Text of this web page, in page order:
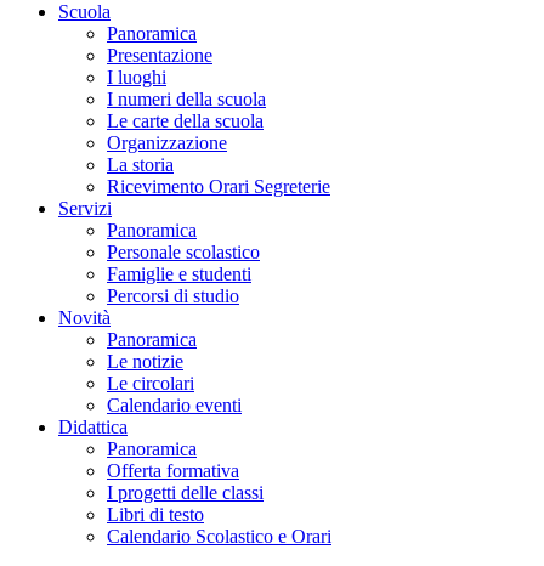
Scuola
Panoramica
Presentazione
I luoghi
I numeri della scuola
Le carte della scuola
Organizzazione
La storia
Ricevimento Orari Segreterie
Servizi
Panoramica
Personale scolastico
Famiglie e studenti
Percorsi di studio
Novità
Panoramica
Le notizie
Le circolari
Calendario eventi
Didattica
Panoramica
Offerta formativa
I progetti delle classi
Libri di testo
Calendario Scolastico e Orari